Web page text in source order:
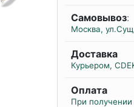
Самовывоз:
Москва,
Доставка
Курьером,
Оплата
При получении